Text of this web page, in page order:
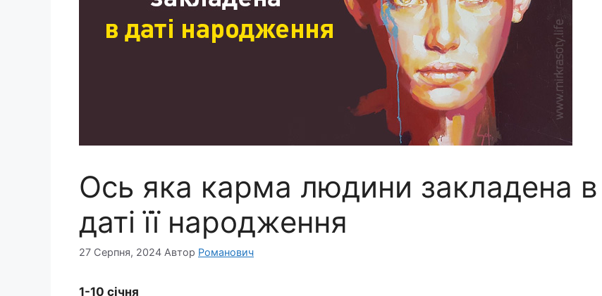
Ось яка карма людини закладена в
даті її народження
27 Серпня, 2024 Автор Романович
1-10 січня